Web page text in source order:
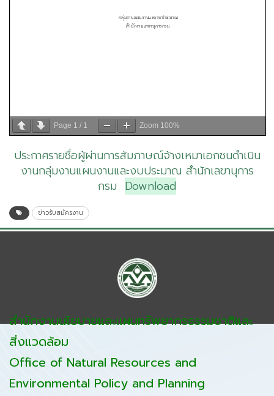
Page 1 / 1 Zoom 100%
ประกาศรายชื่อผู้ผ่านการสัมภาษณ์จ้างเหมาเอกชนดำเนิน
งานกลุ่มงานแผนงานและงบประมาณ สำนักเลขานุการ
กรม Download
ข่าวรับสมัครงาน
สำนักงานนโยบายและแผนทรัพยากรธรรมชาติและ
สิ่งแวดล้อม
Office of Natural Resources and
Environmental Policy and Planning